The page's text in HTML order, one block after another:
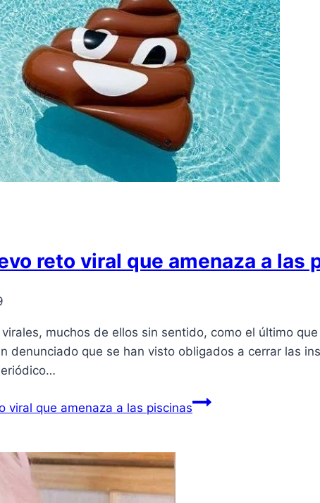
reto viral que amenaza a las
muchos de ellos sin sentido, como el último
denunciado que se han visto obligados a cerrar las
viral que amenaza a las piscinas